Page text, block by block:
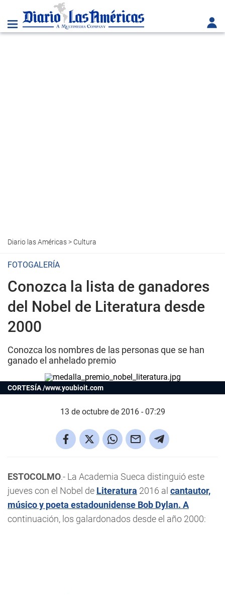
Diario las Américas> Cultura
FOTOGALERÍA
Conozca la lista de ganadores
del Nobel de Literatura desde
2000
Conozca los nombres de las personas que se han
ganado el anhelado premio
CORTESÍA /www.youbioit.com
13 de octubre de 2016 - 07:29
ESTOCOLMO.- La Academia Sueca distinguió este
jueves con el Nobel de Literatura 2016 al cantautor,
músico y poeta estadounidense Bob Dylan. A
continuación, los galardonados desde el año 2000: